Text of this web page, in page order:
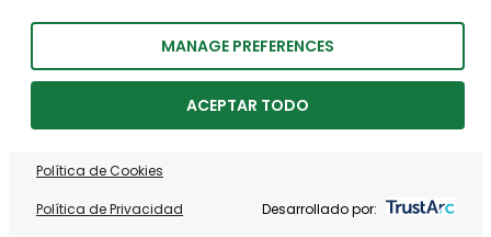
MANAGE PREFERENCES
ACEPTAR TODO
Política de Cookies
Política de Privacidad Desarrollado por: